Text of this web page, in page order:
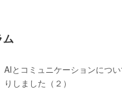
ム
AIとコミュニケーションにつ
りしました（２）